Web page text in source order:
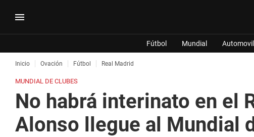
Fútbol Mundial
Inicio Ovación Fútbol Real Madrid
MUNDIAL DE CLUBES
No habrá interinato en el
Alonso llegue al Mundial